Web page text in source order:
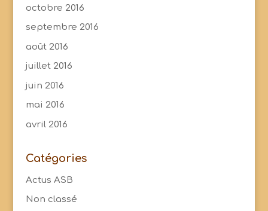
octobre 2016
septembre 2016
août 2016
juillet 2016
juin 2016
mai 2016
avril 2016
Catégories
Actus ASB
Non classé